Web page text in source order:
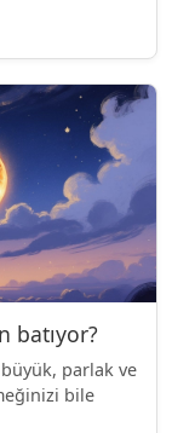
batıyor?
büyük, parlak ve
bile